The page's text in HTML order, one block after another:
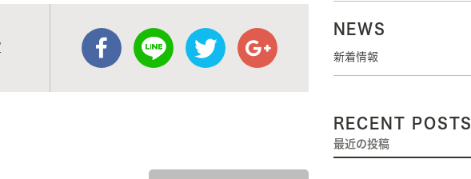
NEWS
新着情報
RECENT POSTS
最近の投稿